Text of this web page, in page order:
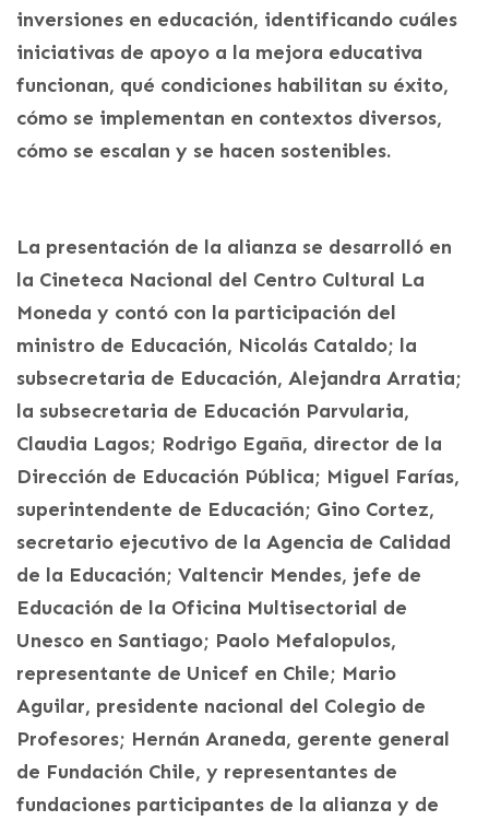
inversiones en educación, identificando cuáles
iniciativas de apoyo a la mejora educativa
funcionan, qué condiciones habilitan su éxito,
cómo se implementan en contextos diversos,
cómo se escalan y se hacen sostenibles.
La presentación de la alianza se desarrolló en
la Cineteca Nacional del Centro Cultural La
Moneda y contó con la participación del
ministro de Educación, Nicolás Cataldo; la
subsecretaria de Educación, Alejandra Arratia;
la subsecretaria de Educación Parvularia,
Claudia Lagos; Rodrigo Egaña, director de la
Dirección de Educación Pública; Miguel Farías,
superintendente de Educación; Gino Cortez,
secretario ejecutivo de la Agencia de Calidad
de la Educación; Valtencir Mendes, jefe de
Educación de la Oficina Multisectorial de
Unesco en Santiago; Paolo Mefalopulos,
representante de Unicef en Chile; Mario
Aguilar, presidente nacional del Colegio de
Profesores; Hernán Araneda, gerente general
de Fundación Chile, y representantes de
fundaciones participantes de la alianza y de